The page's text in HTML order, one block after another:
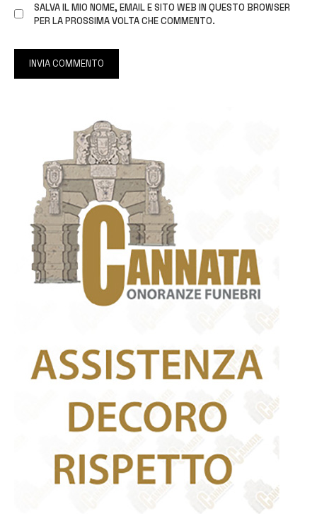
SALVA IL MIO NOME, EMAIL E SITO WEB IN QUESTO BROWSER
PER LA PROSSIMA VOLTA CHE COMMENTO.